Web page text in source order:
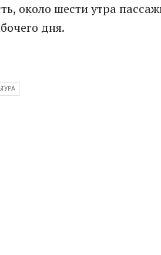
около шести утра
дня.